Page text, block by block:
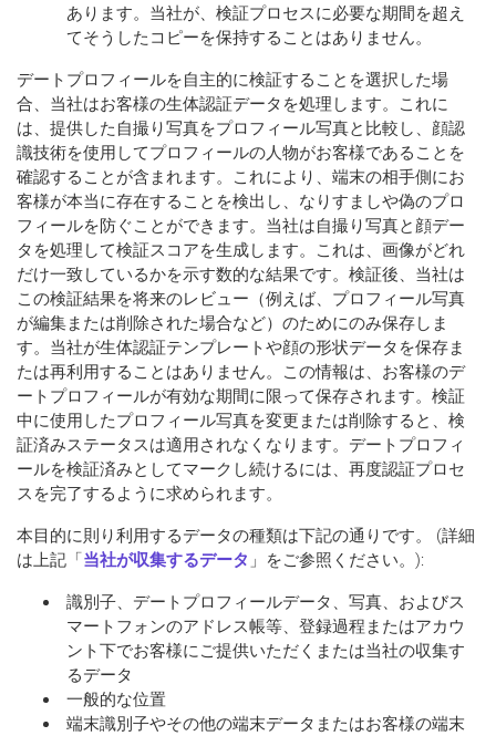
あります。当社が、検証プロセスに必要な期間を超え
てそうしたコピーを保持することはありません。
デートプロフィールを自主的に検証することを選択した場
合、当社はお客様の生体認証データを処理します。これに
は、提供した自撮り写真をプロフィール写真と比較し、顔認
識技術を使用してプロフィールの人物がお客様であることを
確認することが含まれます。これにより、端末の相手側にお
客様が本当に存在することを検出し、なりすましや偽のプロ
フィールを防ぐことができます。当社は自撮り写真と顔デー
タを処理して検証スコアを生成します。これは、画像がどれ
だけ一致しているかを示す数的な結果です。検証後、当社は
この検証結果を将来のレビュー（例えば、プロフィール写真
が編集または削除された場合など）のためにのみ保存しま
す。当社が生体認証テンプレートや顔の形状データを保存ま
たは再利用することはありません。この情報は、お客様のデ
ートプロフィールが有効な期間に限って保存されます。検証
中に使用したプロフィール写真を変更または削除すると、検
証済みステータスは適用されなくなります。デートプロフィ
ールを検証済みとしてマークし続けるには、再度認証プロセ
スを完了するように求められます。
本目的に則り利用するデータの種類は下記の通りです。 (詳細
は上記「当社が収集するデータ 」をご参照ください。):
識別子、デートプロフィールデータ、写真、およびス
マートフォンのアドレス帳等、登録過程またはアカウ
ント下でお客様にご提供いただくまたは当社の収集す
るデータ
一般的な位置
端末識別子やその他の端末データまたはお客様の端末